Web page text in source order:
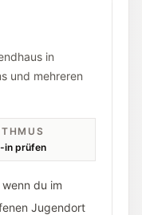
in
und mehreren
in prüfen
du im
Jugendort